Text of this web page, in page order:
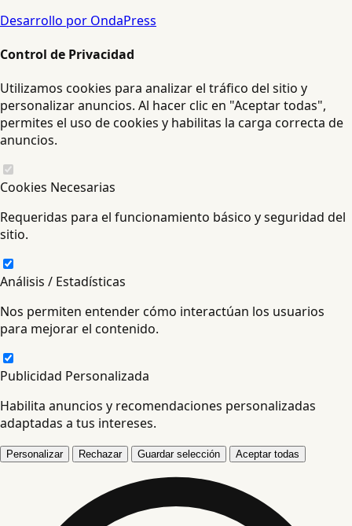
Desarrollo por OndaPress
Control de Privacidad
Utilizamos cookies para analizar el tráfico del sitio y
personalizar anuncios. Al hacer clic en "Aceptar todas",
permites el uso de cookies y habilitas la carga correcta de
anuncios.
Cookies Necesarias
Requeridas para el funcionamiento básico y seguridad del
sitio.
Análisis / Estadísticas
Nos permiten entender cómo interactúan los usuarios
para mejorar el contenido.
Publicidad Personalizada
Habilita anuncios y recomendaciones personalizadas
adaptadas a tus intereses.
Personalizar Rechazar Guardar selección Aceptar todas